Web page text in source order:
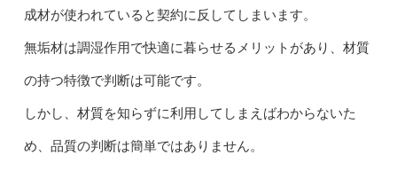
成材が使われていると契約に反してしまいます。
無垢材は調湿作用で快適に暮らせるメリットがあり、材質
の持つ特徴で判断は可能です。
しかし、材質を知らずに利用してしまえばわからないた
め、品質の判断は簡単ではありません。